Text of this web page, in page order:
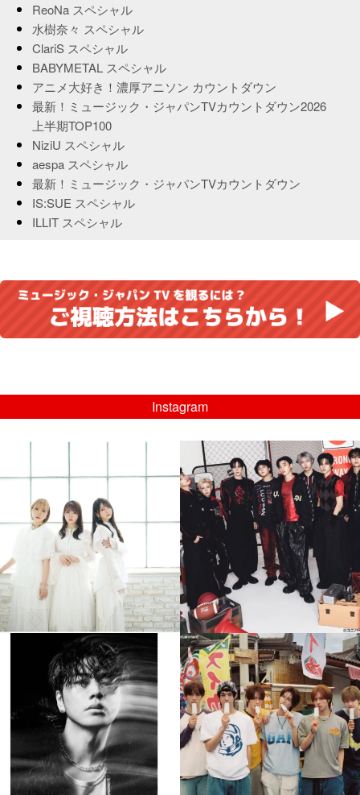
ReoNa スペシャル
水樹奈々 スペシャル
ClariS スペシャル
BABYMETAL スペシャル
アニメ大好き！濃厚アニソン カウントダウン
最新！ミュージック・ジャパンTVカウントダウン2026
上半期TOP100
NiziU スペシャル
aespa スペシャル
最新！ミュージック・ジャパンTVカウントダウン
IS:SUE スペシャル
ILLIT スペシャル
Instagram
...
8月 4
4 0
musicjapantv
💡08/05(水)23:00特番放送！
...
8月 4
4 0
musicjapantv
💡8月特番放送決定！
...
8月 4
608 0
musicjapantv
💡8月特番放送決定！
...
8月 4
6 0